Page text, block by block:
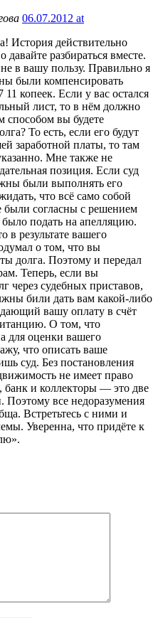
06.07.2012 at
История действительно
давайте разбираться вместе.
в вашу пользу. Правильно я
были компенсировать
копеек. Если у вас остался
лист, то в нём должно
способом вы будете
То есть, если его будут
заработной платы, то там
Мне также не
позиция. Если суд
были выполнять его
что всё само собой
были согласны с решением
было подать на апелляцию.
в результате вашего
о том, что вы
долга. Поэтому и передал
Теперь, если вы
через судебных приставов,
били дать вам какой-либо
вашу оплату в счёт
О том, что
для оценки вашего
что описать ваше
суд. Без постановления
не имеет право
банк и коллекторы — это две
Поэтому все недоразумения
Встретьтесь с ними и
Уверенна, что придёте к